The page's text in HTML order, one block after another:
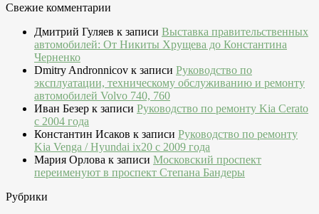
Свежие комментарии
Дмитрий Гуляев к записи Выставка правительственных
автомобилей: От Никиты Хрущева до Константина
Черненко
Dmitry Andronnicov к записи Руководство по
эксплуатации, техническому обслуживанию и ремонту
автомобилей Volvo 740, 760
Иван Безер к записи Руководство по ремонту Kia Cerato
c 2004 года
Константин Исаков к записи Руководство по ремонту
Kia Venga / Hyundai ix20 c 2009 года
Мария Орлова к записи Московский проспект
переименуют в проспект Степана Бандеры
Рубрики